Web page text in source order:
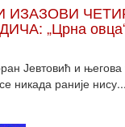
ИЗАЗОВИ
„Црна
Јевтовић и
никада раније нису...